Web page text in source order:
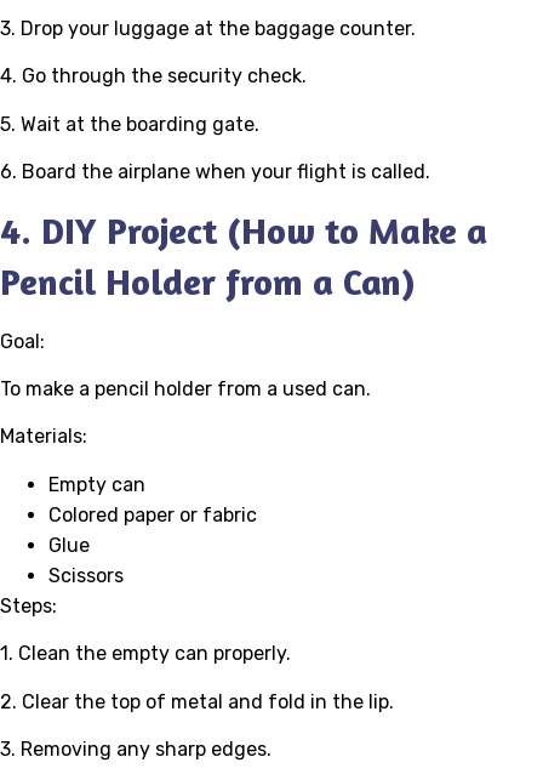
3. Drop your luggage at the baggage counter.
4. Go through the security check.
5. Wait at the boarding gate.
6. Board the airplane when your flight is called.
4. DIY Project (How to Make a
Pencil Holder from a Can)
Goal:
To make a pencil holder from a used can.
Materials:
Empty can
Colored paper or fabric
Glue
Scissors
Steps:
1. Clean the empty can properly.
2. Clear the top of metal and fold in the lip.
3. Removing any sharp edges.